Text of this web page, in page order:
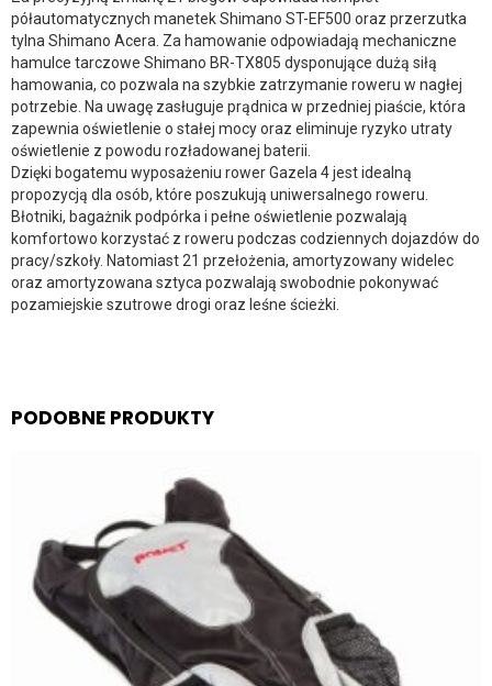
półautomatycznych manetek Shimano ST-EF500 oraz przerzutka
tylna Shimano Acera. Za hamowanie odpowiadają mechaniczne
hamulce tarczowe Shimano BR-TX805 dysponujące dużą siłą
hamowania, co pozwala na szybkie zatrzymanie roweru w nagłej
potrzebie. Na uwagę zasługuje prądnica w przedniej piaście, która
zapewnia oświetlenie o stałej mocy oraz eliminuje ryzyko utraty
oświetlenie z powodu rozładowanej baterii.
Dzięki bogatemu wyposażeniu rower Gazela 4 jest idealną
propozycją dla osób, które poszukują uniwersalnego roweru.
Błotniki, bagażnik podpórka i pełne oświetlenie pozwalają
komfortowo korzystać z roweru podczas codziennych dojazdów do
pracy/szkoły. Natomiast 21 przełożenia, amortyzowany widelec
oraz amortyzowana sztyca pozwalają swobodnie pokonywać
pozamiejskie szutrowe drogi oraz leśne ścieżki.
PODOBNE PRODUKTY